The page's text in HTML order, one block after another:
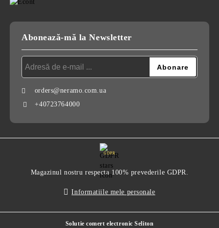
Abonează-mă la Newsletter
orders@neramo.com.ua
+40723764000
GDPR
Magazinul nostru respecta 100% prevederile GDPR.
Informatiile mele personale
Solutie comert electronic Seliton